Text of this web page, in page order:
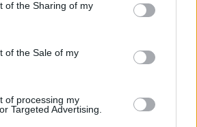
or usage behaviour. You may click to
to Google and its third-party tags to
specified purposes in below Google
of the Sharing of my
of the Sale of my
of processing my
Targeted Advertising.
y gestionar wallets de